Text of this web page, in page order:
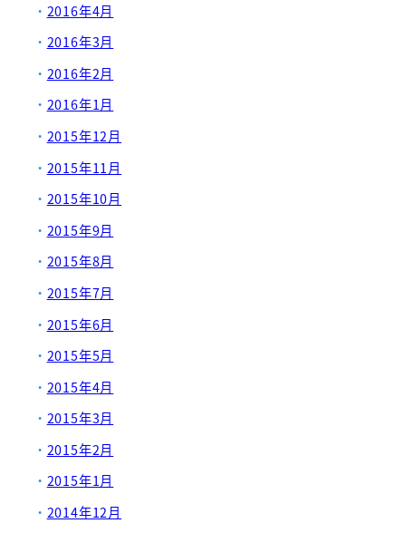
2016年4月
2016年3月
2016年2月
2016年1月
2015年12月
2015年11月
2015年10月
2015年9月
2015年8月
2015年7月
2015年6月
2015年5月
2015年4月
2015年3月
2015年2月
2015年1月
2014年12月